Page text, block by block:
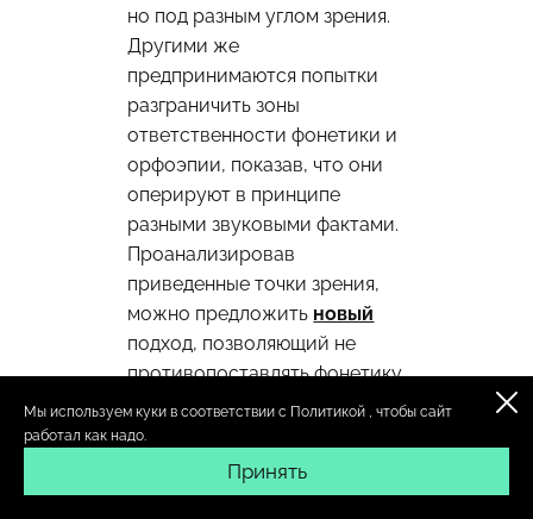
Мы используем куки в соответствии с Политикой , чтобы сайт
работал как надо.
Принять
но под разным углом зрения.
Другими же
предпринимаются попытки
разграничить зоны
ответственности фонетики и
орфоэпии, показав, что они
оперируют в принципе
разными звуковыми фактами.
Проанализировав
приведенные точки зрения,
можно предложить новый
подход, позволяющий не
противопоставлять фонетику
и орфоэпию, а объединить их
на основе
позиционного устройства.
Реализация фонемы при